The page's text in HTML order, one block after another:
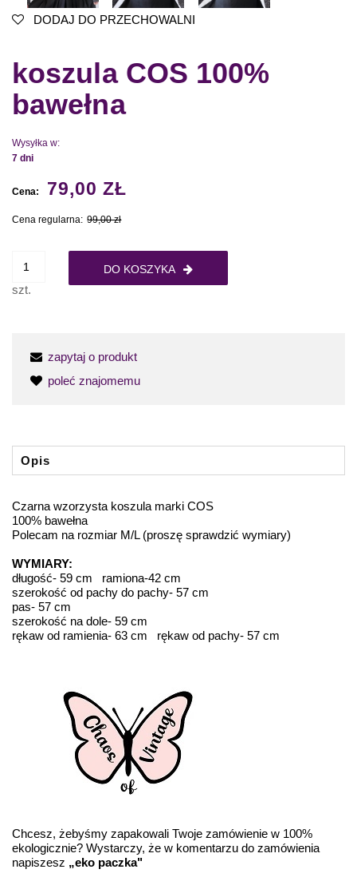
DODAJ DO PRZECHOWALNI
koszula COS 100%
bawełna
Wysyłka w:
7 dni
Cena: 79,00 ZŁ
Cena regularna: 99,00 zł
szt.
DO KOSZYKA
zapytaj o produkt
poleć znajomemu
Opis
Czarna wzorzysta koszula marki COS
100% bawełna
Polecam na rozmiar M/L (proszę sprawdzić wymiary)
WYMIARY:
długość- 59 cm ramiona-42 cm
szerokość od pachy do pachy- 57 cm
pas- 57 cm
szerokość na dole- 59 cm
rękaw od ramienia- 63 cm rękaw od pachy- 57 cm
Chcesz, żebyśmy zapakowali Twoje zamówienie w 100%
ekologicznie? Wystarczy, że w komentarzu do zamówienia
napiszesz „eko paczka"